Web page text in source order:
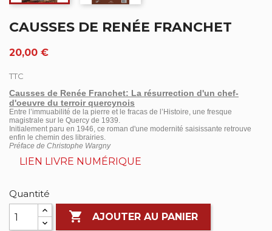
CAUSSES DE RENÉE FRANCHET
20,00 €
TTC
Causses de Renée Franchet: La résurrection d'un chef-
d'oeuvre du terroir quercynois
Entre l’immuabilité de la pierre et le fracas de l’Histoire, une fresque
magistrale sur le Quercy de 1939.
Initialement paru en 1946, ce roman d'une modernité saisissante retrouve
enfin le chemin des librairies.
Préface de Christophe Wargny
LIEN LIVRE NUMÉRIQUE
Quantité
 AJOUTER AU PANIER